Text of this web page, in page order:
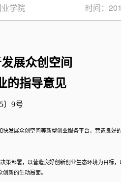
学院 时间：
展众创空间
的指导意见
〕9号
展众创空间等新型创业服务平台，营造良好
部署，以营造良好创新创业生态环境为目标
新的生动局面。